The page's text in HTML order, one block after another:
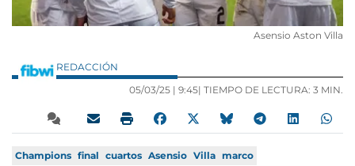
Asensio Aston Villa
REDACCIÓN
05/03/25 | 9:45| TIEMPO DE LECTURA: 3 MIN.
Champions final cuartos Asensio Villa marco